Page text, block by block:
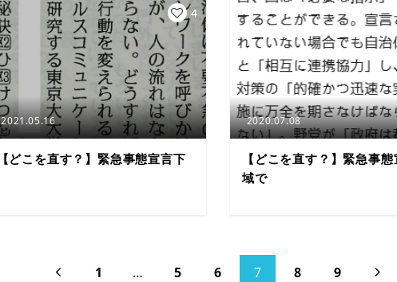
2021.05.16
【どこを直す？】緊急事態宣言下
4
2020.07.08
【どこを直す？】緊急事
域で
 1 … 5 6 7 8 9 